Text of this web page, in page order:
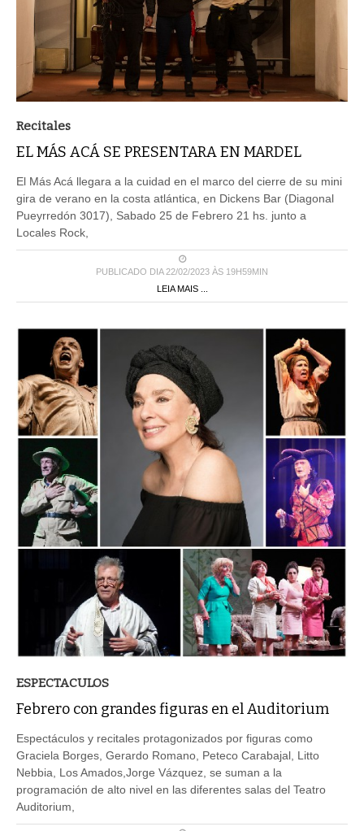
Recitales
EL MÁS ACÁ SE PRESENTARA EN MARDEL
El Más Acá llegara a la cuidad en el marco del cierre de su mini
gira de verano en la costa atlántica, en Dickens Bar (Diagonal
Pueyrredón 3017), Sabado 25 de Febrero 21 hs. junto a
Locales Rock,
PUBLICADO DIA 22/02/2023 ÀS 19H59MIN
LEIA MAIS ...
ESPECTACULOS
Febrero con grandes figuras en el Auditorium
Espectáculos y recitales protagonizados por figuras como
Graciela Borges, Gerardo Romano, Peteco Carabajal, Litto
Nebbia, Los Amados,Jorge Vázquez, se suman a la
programación de alto nivel en las diferentes salas del Teatro
Auditorium,